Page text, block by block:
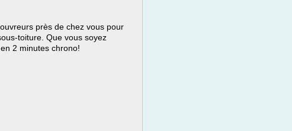
près de chez vous pour
toiture. Que vous soyez
2 minutes chrono!